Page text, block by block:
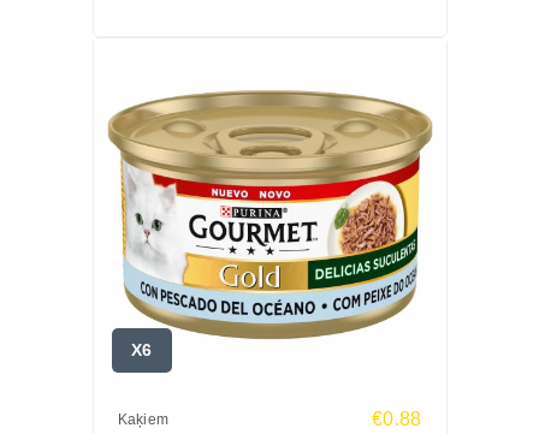
X6
Kaķiem €0.88